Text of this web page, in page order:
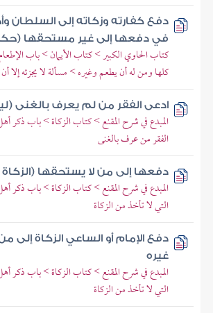
دفع كفارته وزكاته إلى السلطان
في دفعها إلى غير مستحقها
كتاب الحاوي الكبير > كتاب الأيمان > باب
كلها ومن له أن يطعم وغيره > مسألة لا يجزئه إلا
ادعى الفقر من لم يعرف بالغنى
المبدع في شرح المقنع > كتاب الزكاة > باب ذكر
الفقر من عرف بالغنى
دفعها إلى من لا يستحقها (الزكاة
المبدع في شرح المقنع > كتاب الزكاة > باب ذكر
التي لا تأخذ من الزكاة
دفع الإمام أو الساعي الزكاة إلى
غيره
المبدع في شرح المقنع > كتاب الزكاة > باب ذكر
التي لا تأخذ من الزكاة